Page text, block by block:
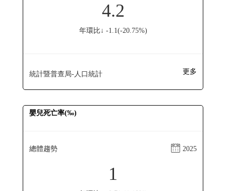
4.2
年環比↓ -1.1(-20.75%)
統計暨普查局-人口統計 更多
嬰兒死亡率(‰)
總體趨勢 2025
1